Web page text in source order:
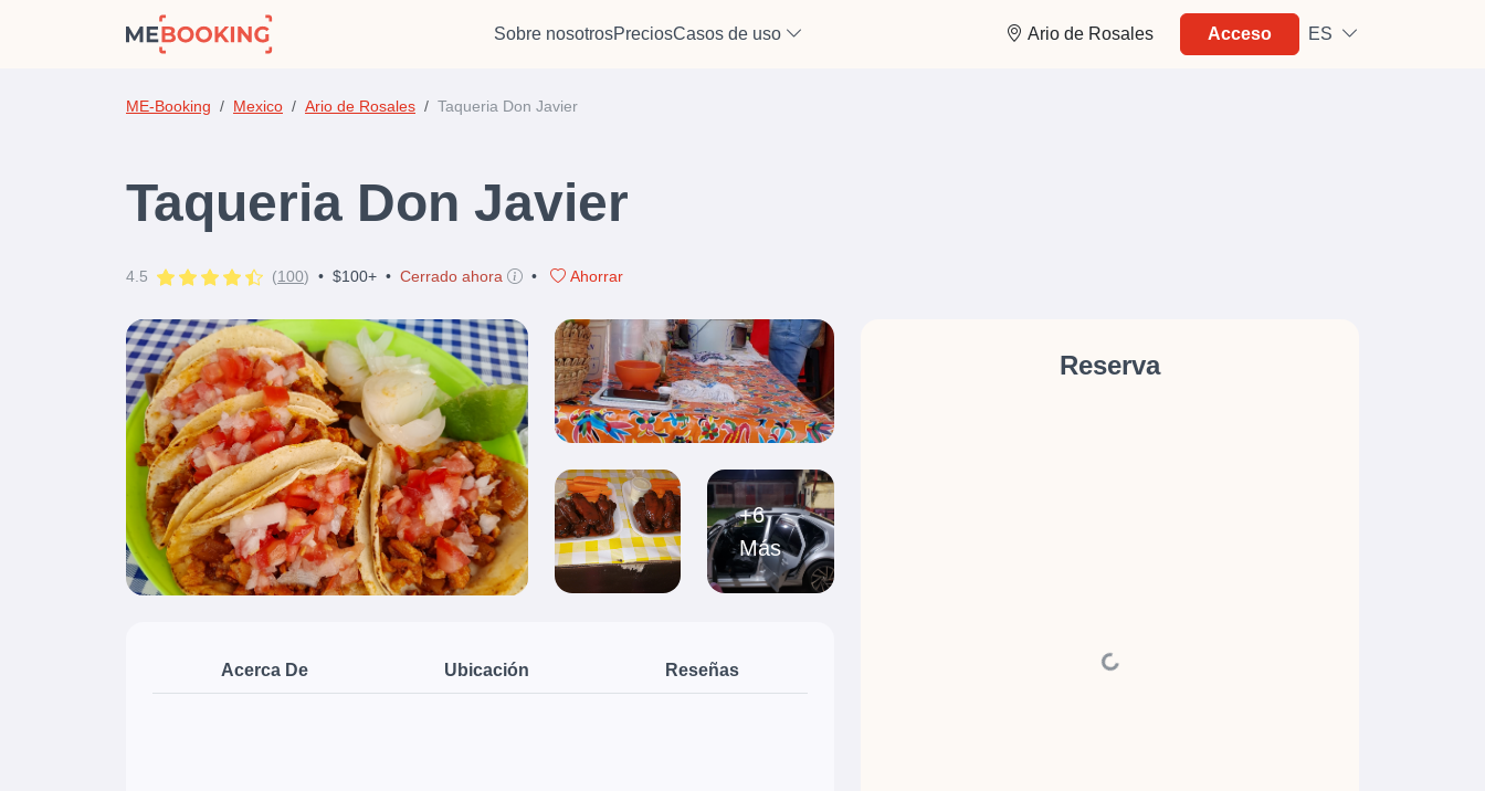
Sobre nosotrosPreciosCasos de uso Ario de Rosales Acceso ES
ME-Booking Mexico Ario de Rosales Taqueria Don Javier
Taqueria Don Javier
4.5 (100) • $100+ • Cerrado ahora • Ahorrar
+6
Más
Acerca De Ubicación Reseñas
Reserva